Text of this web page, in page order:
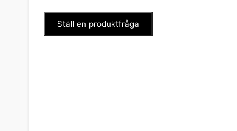
Ställ en produktfråga